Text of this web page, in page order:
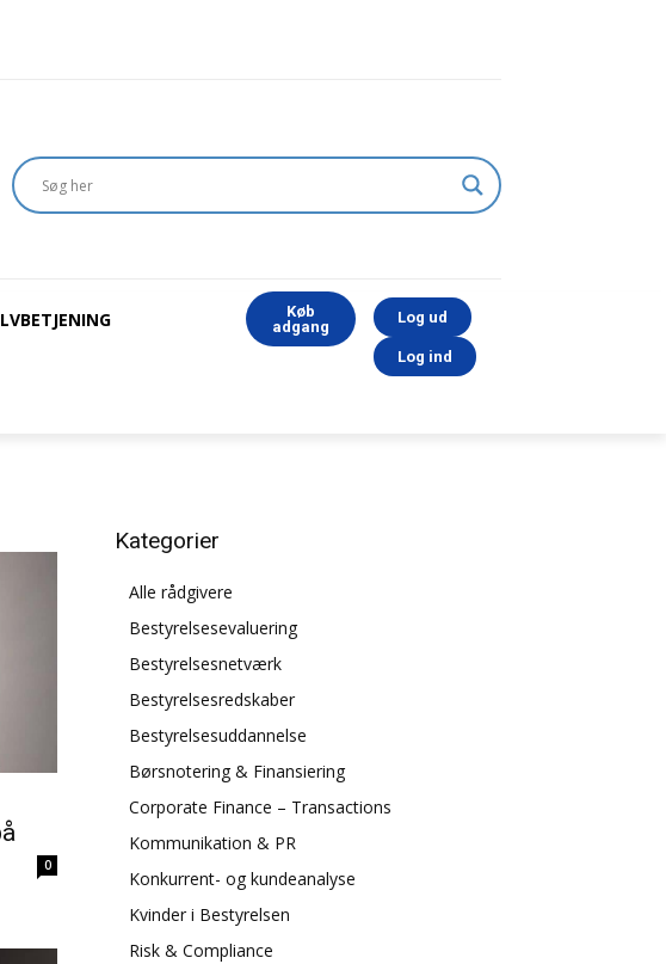
Køb
adgang
Log ud
Log ind
0
Kategorier
Alle rådgivere
Bestyrelsesevaluering
Bestyrelsesnetværk
Bestyrelsesredskaber
Bestyrelsesuddannelse
Børsnotering & Finansiering
Corporate Finance – Transactions
Kommunikation & PR
Konkurrent- og kundeanalyse
Kvinder i Bestyrelsen
Risk & Compliance